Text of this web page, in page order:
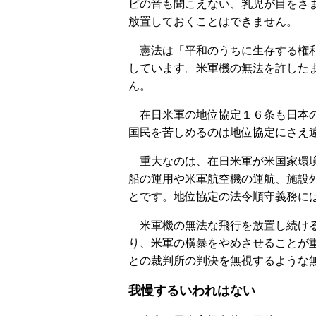
ビの音も聞こえない、乳児が目を
放置しておくことはできません。
憲法は「平和のうちに生存する権
しています。米軍機の無法を許し
ん。
在日米軍の地位協定１６条も日本
国民を苦しめるのは地位協定にさえ
重大なのは、在日米軍が米国家環
船の運用や米軍航空機の運航、施設
とです。地位協定の法令順守義務に
米軍機の無法な飛行を放置し続け
り、米軍の横暴をやめさせること
との裁判所の判決を無視するような
我慢するいわれはない